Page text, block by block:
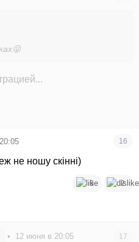
16
не ношу скінні)
6 2
• 12 июня в 20:05 17